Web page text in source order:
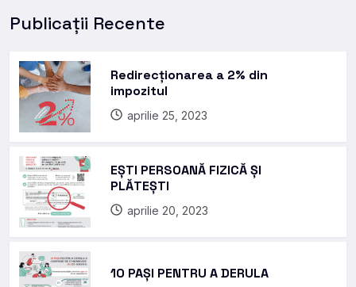
Publicații Recente
Redirecționarea a 2% din
impozitul
aprilie 25, 2023
EȘTI PERSOANĂ FIZICĂ ȘI
PLĂTEȘTI
aprilie 20, 2023
10 PAȘI PENTRU A DERULA